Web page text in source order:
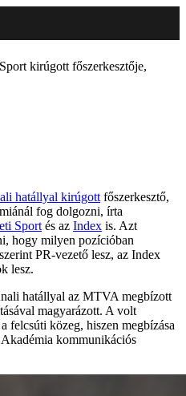
kirúgott főszerkesztője,
hatállyal kirúgott főszerkesztő,
fog dolgozni, írta
Sport és az Index is. Azt
hogy milyen pozícióban
PR-vezető lesz, az Index
lesz.
hatállyal az MTVA megbízott
magyarázott. A volt
felcsúti közeg, hiszen megbízása
kommunikációs